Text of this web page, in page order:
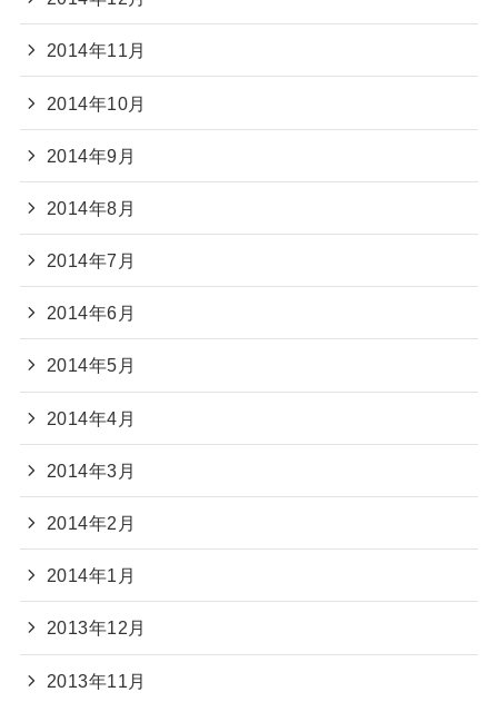
2014年11月
2014年10月
2014年9月
2014年8月
2014年7月
2014年6月
2014年5月
2014年4月
2014年3月
2014年2月
2014年1月
2013年12月
2013年11月